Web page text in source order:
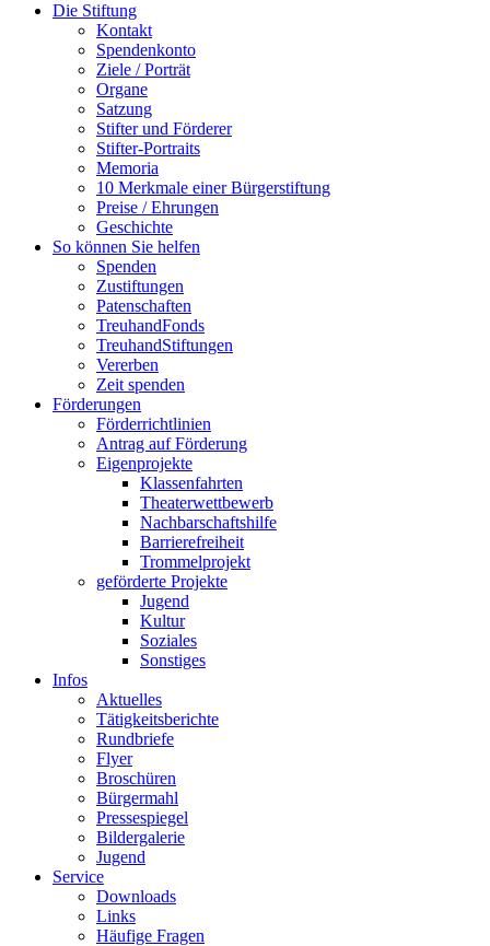
Die Stiftung
Kontakt
Spendenkonto
Ziele / Porträt
Organe
Satzung
Stifter und Förderer
Stifter-Portraits
Memoria
10 Merkmale einer Bürgerstiftung
Preise / Ehrungen
Geschichte
So können Sie helfen
Spenden
Zustiftungen
Patenschaften
TreuhandFonds
TreuhandStiftungen
Vererben
Zeit spenden
Förderungen
Förderrichtlinien
Antrag auf Förderung
Eigenprojekte
Klassenfahrten
Theaterwettbewerb
Nachbarschaftshilfe
Barrierefreiheit
Trommelprojekt
geförderte Projekte
Jugend
Kultur
Soziales
Sonstiges
Infos
Aktuelles
Tätigkeitsberichte
Rundbriefe
Flyer
Broschüren
Bürgermahl
Pressespiegel
Bildergalerie
Jugend
Service
Downloads
Links
Häufige Fragen